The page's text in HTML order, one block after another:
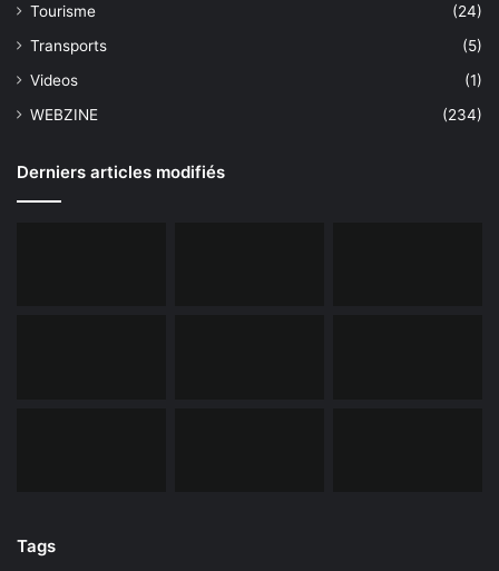
Tourisme
(24)
Transports
(5)
Videos
(1)
WEBZINE
(234)
Derniers articles modifiés
Tags